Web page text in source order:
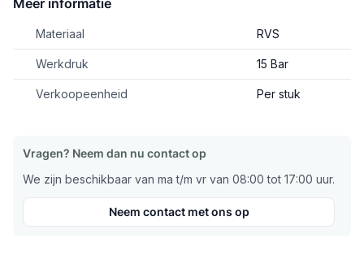
Meer informatie
Materiaal RVS
Werkdruk 15 Bar
Verkoopeenheid Per stuk
Vragen? Neem dan nu contact op
We zijn beschikbaar van ma t/m vr van 08:00 tot 17:00 uur.
Neem contact met ons op